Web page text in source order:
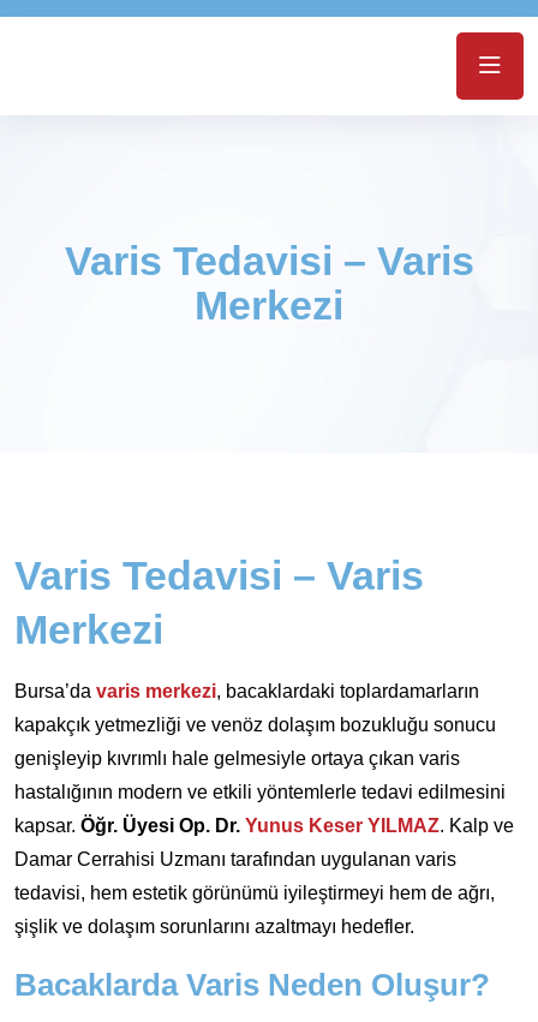
Varis Tedavisi – Varis
Merkezi
Varis Tedavisi – Varis
Merkezi
Bursa’da varis merkezi, bacaklardaki toplardamarların
kapakçık yetmezliği ve venöz dolaşım bozukluğu sonucu
genişleyip kıvrımlı hale gelmesiyle ortaya çıkan varis
hastalığının modern ve etkili yöntemlerle tedavi edilmesini
kapsar. Öğr. Üyesi Op. Dr. Yunus Keser YILMAZ. Kalp ve
Damar Cerrahisi Uzmanı tarafından uygulanan varis
tedavisi, hem estetik görünümü iyileştirmeyi hem de ağrı,
şişlik ve dolaşım sorunlarını azaltmayı hedefler.
Bacaklarda Varis Neden Oluşur?